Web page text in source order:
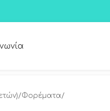
/Φορέματα/